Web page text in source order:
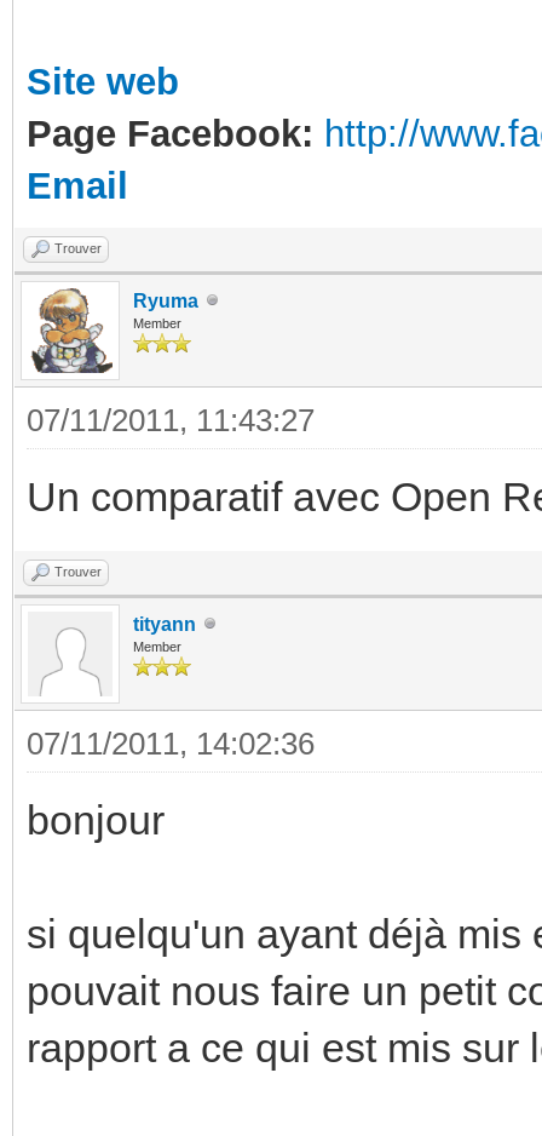
Site web
Page Facebook: http://
Email
Trouver
Ryuma
Member
07/11/2011, 11:43:27
Un comparatif avec Open
Trouver
tityann
Member
07/11/2011, 14:02:36
bonjour
si quelqu'un ayant déjà
pouvait nous faire un petit
rapport a ce qui est mis sur